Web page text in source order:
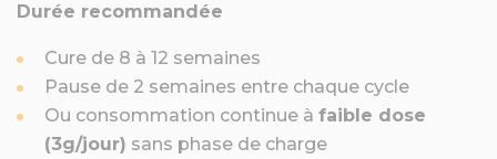
Durée recommandée
Cure de 8 à 12 semaines
Pause de 2 semaines entre chaque cycle
Ou consommation continue à faible dose
(3g/jour) sans phase de charge